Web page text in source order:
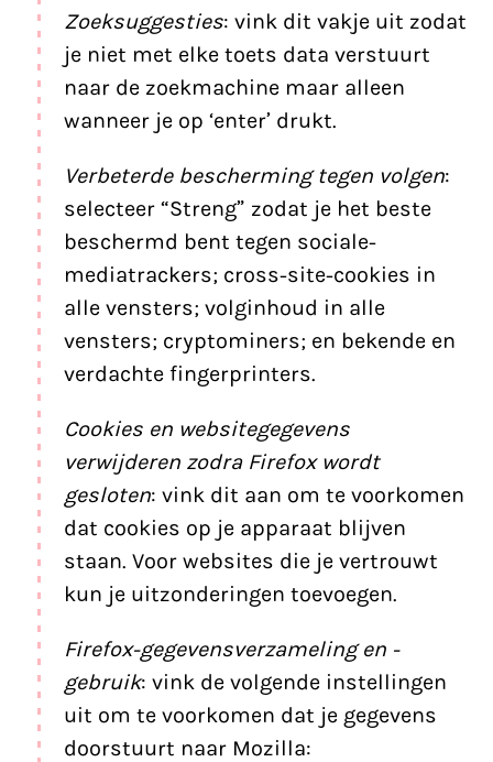
Zoeksuggesties: vink dit vakje uit zodat
je niet met elke toets data verstuurt
naar de zoekmachine maar alleen
wanneer je op ‘enter’ drukt.
Verbeterde bescherming tegen volgen:
selecteer “Streng” zodat je het beste
beschermd bent tegen sociale-
mediatrackers; cross-site-cookies in
alle vensters; volginhoud in alle
vensters; cryptominers; en bekende en
verdachte fingerprinters.
Cookies en websitegegevens
verwijderen zodra Firefox wordt
gesloten: vink dit aan om te voorkomen
dat cookies op je apparaat blijven
staan. Voor websites die je vertrouwt
kun je uitzonderingen toevoegen.
Firefox-gegevensverzameling en -
gebruik: vink de volgende instellingen
uit om te voorkomen dat je gegevens
doorstuurt naar Mozilla: